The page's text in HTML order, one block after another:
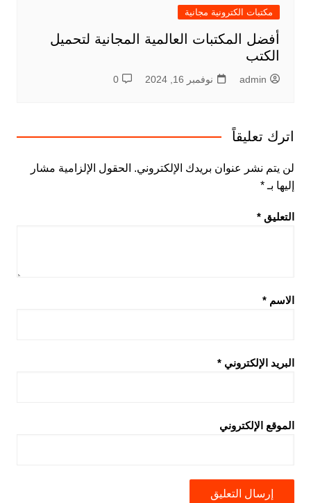
مكتبات الكترونية مجانية
أفضل المكتبات العالمية المجانية لتحميل
الكتب
admin نوفمبر 16, 2024 0
اترك تعليقاً
لن يتم نشر عنوان بريدك الإلكتروني. الحقول الإلزامية مشار
إليها بـ *
التعليق *
الاسم *
البريد الإلكتروني *
الموقع الإلكتروني